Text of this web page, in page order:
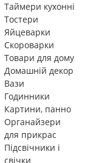
Таймери кухонні
Тостери
Яйцеварки
Скороварки
Товари для дому
Домашній декор
Вази
Годинники
Картини, панно
Органайзери
для прикрас
Підсвічники і
свічки